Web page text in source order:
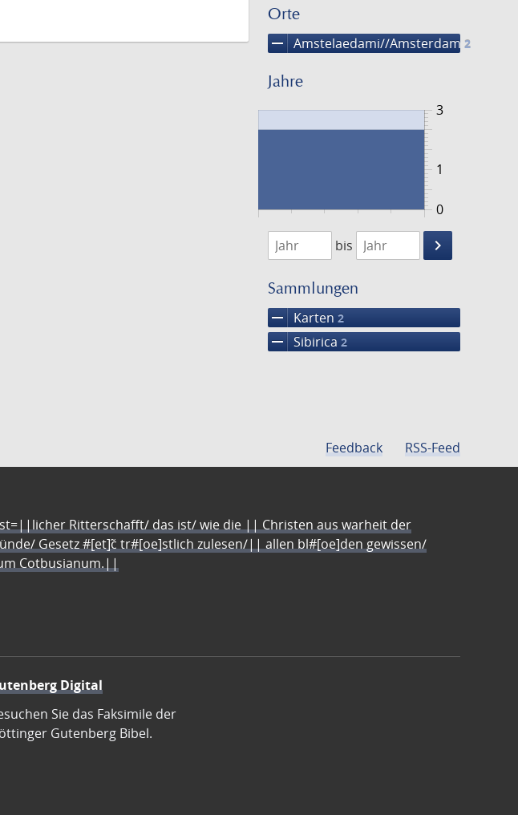
Orte
remove Amstelaedami//Amsterdam 2
Jahre
0
3
1
1720
1721
bis
keyboard_arrow_right
Suche
Sammlungen
remove Karten 2
remove Sibirica 2
Feedback RSS-Feed
Ritterschafft/ das ist/ wie die || Christen aus warheit der
Gesetz #[et]c̃ tr#[oe]stlich zulesen/|| allen bl#[oe]den gewissen/
Cotbusianum.||
Digital
Sie das Faksimile der
Gutenberg Bibel.